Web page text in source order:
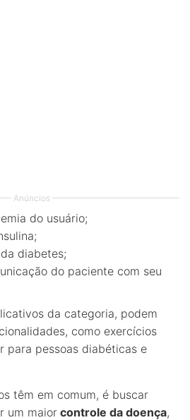
Anúncios
do usuário;
diabetes;
do paciente com seu
da categoria, podem
como exercícios
para pessoas diabéticas e
têm em comum, é buscar
um maior controle da doença,